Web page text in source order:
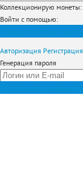
Коллекционирую монеты:
Войти с помощью:
Авторизация Регистрация
Генерация пароля